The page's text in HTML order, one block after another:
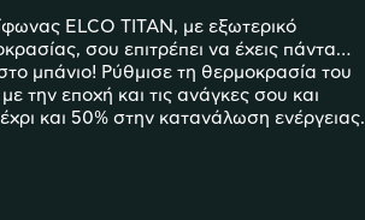
ELCO TITAN, με εξωτερικό
σου επιτρέπει να έχεις πάντα…
μπάνιο! Ρύθμισε τη θερμοκρασία του
την εποχή και τις ανάγκες σου και
και 50% στην κατανάλωση ενέργειας.